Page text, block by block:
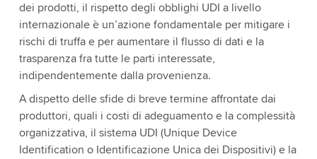
dei prodotti, il rispetto degli obblighi UDI a livello
internazionale è un’azione fondamentale per mitigare i
rischi di truffa e per aumentare il flusso di dati e la
trasparenza fra tutte le parti interessate,
indipendentemente dalla provenienza.
A dispetto delle sfide di breve termine affrontate dai
produttori, quali i costi di adeguamento e la complessità
organizzativa, il sistema UDI (Unique Device
Identification o Identificazione Unica dei Dispositivi) e la